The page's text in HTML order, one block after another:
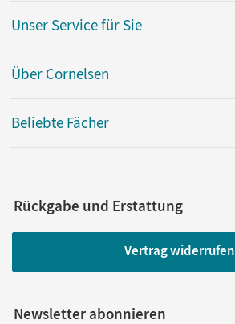
Unser Service für Sie
Über Cornelsen
Beliebte Fächer
Rückgabe und Erstattung
Vertrag widerrufen
Newsletter abonnieren